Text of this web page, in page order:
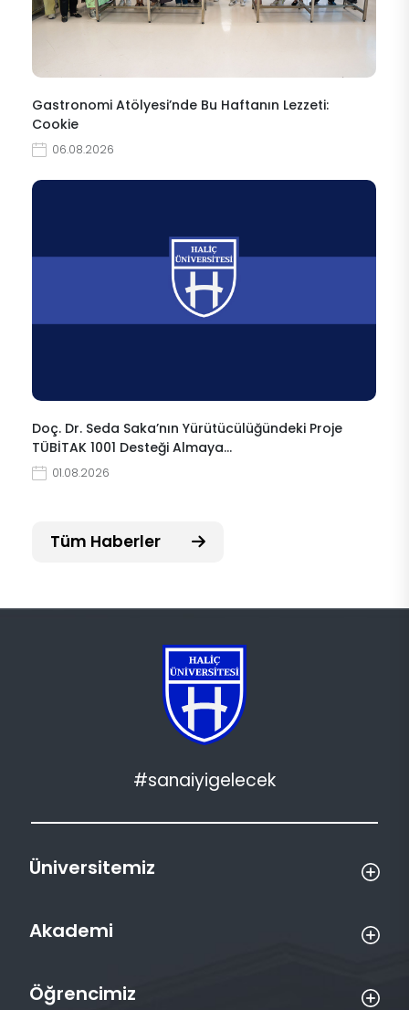
Gastronomi Atölyesi’nde Bu Haftanın Lezzeti:
Cookie
06.08.2026
Doç. Dr. Seda Saka’nın Yürütücülüğündeki Proje
TÜBİTAK 1001 Desteği Almaya…
01.08.2026
Tüm Haberler
#sanaiyigelecek
Üniversitemiz
Akademi
Öğrencimiz